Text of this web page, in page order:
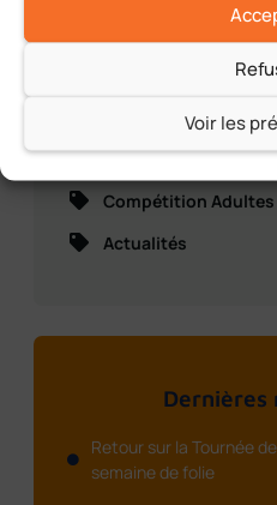
Voir les
Vie du Club
Compétition Jeunes
Compétition Adultes
Actualités
Dernières
Retour sur la Tournée
semaine de folie